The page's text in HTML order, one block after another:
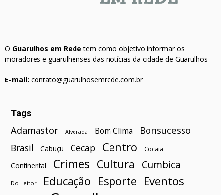
O Guarulhos em Rede tem como objetivo informar os
moradores e guarulhenses das notícias da cidade de Guarulhos
E-mail: contato@guarulhosemrede.com.br
Tags
Adamastor Alvorada Bom Clima Bonsucesso
Brasil Cabuçu Cecap Centro Cocaia
Continental Crimes Cultura Cumbica
Do Leitor Educação Esporte Eventos